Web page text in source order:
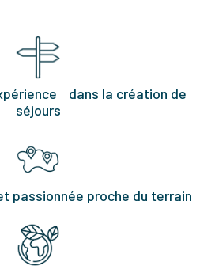
dans la création de
séjours
passionnée proche du terrain